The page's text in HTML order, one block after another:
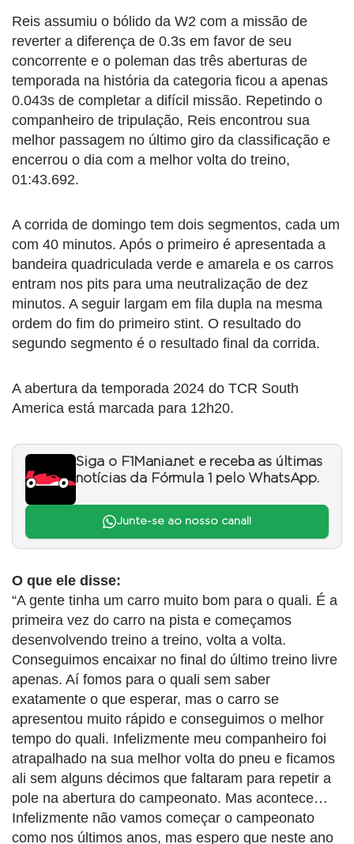
Reis assumiu o bólido da W2 com a missão de
reverter a diferença de 0.3s em favor de seu
concorrente e o poleman das três aberturas de
temporada na história da categoria ficou a apenas
0.043s de completar a difícil missão. Repetindo o
companheiro de tripulação, Reis encontrou sua
melhor passagem no último giro da classificação e
encerrou o dia com a melhor volta do treino,
01:43.692.
A corrida de domingo tem dois segmentos, cada um
com 40 minutos. Após o primeiro é apresentada a
bandeira quadriculada verde e amarela e os carros
entram nos pits para uma neutralização de dez
minutos. A seguir largam em fila dupla na mesma
ordem do fim do primeiro stint. O resultado do
segundo segmento é o resultado final da corrida.
A abertura da temporada 2024 do TCR South
America está marcada para 12h20.
Siga o F1Mania.net e receba as últimas
notícias da Fórmula 1 pelo WhatsApp.
Junte-se ao nosso canal!
O que ele disse:
“A gente tinha um carro muito bom para o quali. É a
primeira vez do carro na pista e começamos
desenvolvendo treino a treino, volta a volta.
Conseguimos encaixar no final do último treino livre
apenas. Aí fomos para o quali sem saber
exatamente o que esperar, mas o carro se
apresentou muito rápido e conseguimos o melhor
tempo do quali. Infelizmente meu companheiro foi
atrapalhado na sua melhor volta do pneu e ficamos
ali sem alguns décimos que faltaram para repetir a
pole na abertura do campeonato. Mas acontece…
Infelizmente não vamos começar o campeonato
como nos últimos anos, mas espero que neste ano